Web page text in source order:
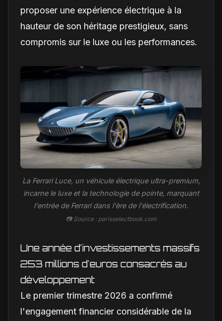
proposer une expérience électrique à la
hauteur de son héritage prestigieux, sans
compromis sur le luxe ou les performances.
La Ferrari Luce, un véhicule électrique ultra-premium,
incarne le luxe et la technologie de pointe, marquant
l'entrée de Ferrari dans l'ère de l'électrification.
📷 Source : parisselectbook.com
Une année d'investissements massifs
253 millions d'euros consacrés au
développement
Le premier trimestre 2026 a confirmé
l'engagement financier considérable de la